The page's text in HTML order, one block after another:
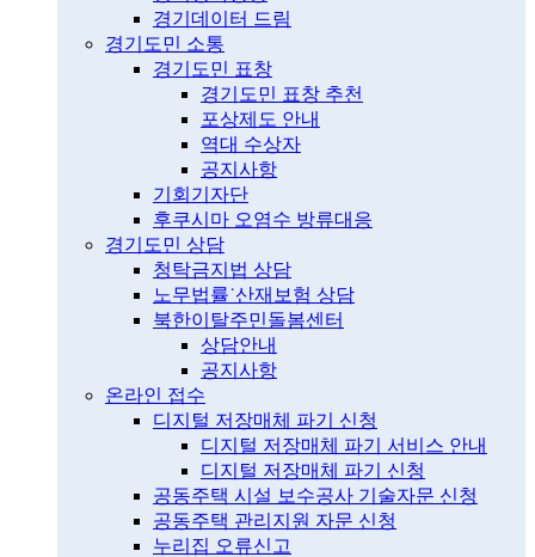
경기데이터 드림
경기도민 소통
경기도민 표창
경기도민 표창 추천
포상제도 안내
역대 수상자
공지사항
기회기자단
후쿠시마 오염수 방류대응
경기도민 상담
청탁금지법 상담
노무법률˙산재보험 상담
북한이탈주민돌봄센터
상담안내
공지사항
온라인 접수
디지털 저장매체 파기 신청
디지털 저장매체 파기 서비스 안내
디지털 저장매체 파기 신청
공동주택 시설 보수공사 기술자문 신청
공동주택 관리지원 자문 신청
누리집 오류신고